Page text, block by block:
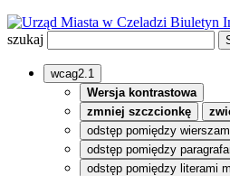
Biuletyn
szukaj
wcag2.1
Wersja kontrastowa
zmniej szczcionkę
odstęp pomiędzy
odstęp pomiędzy
odstęp pomiędzy literami